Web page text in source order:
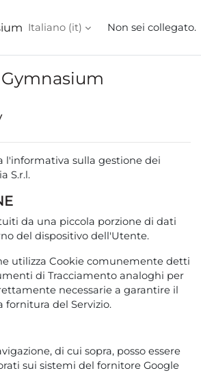
Italiano ‎(it)‎ Non sei collegato.
l'informativa sulla gestione dei
S.r.l.
da una piccola porzione di dati
del dispositivo dell'Utente.
utilizza Cookie comunemente detti
di Tracciamento analoghi per
necessarie a garantire il
fornitura del Servizio.
di cui sopra, posso essere
sui sistemi del fornitore Google